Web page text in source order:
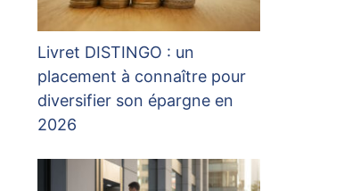
Livret DISTINGO : un
placement à connaître pour
diversifier son épargne en
2026